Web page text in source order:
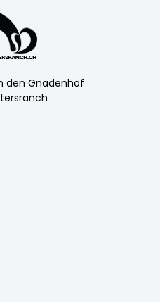
den Gnadenhof